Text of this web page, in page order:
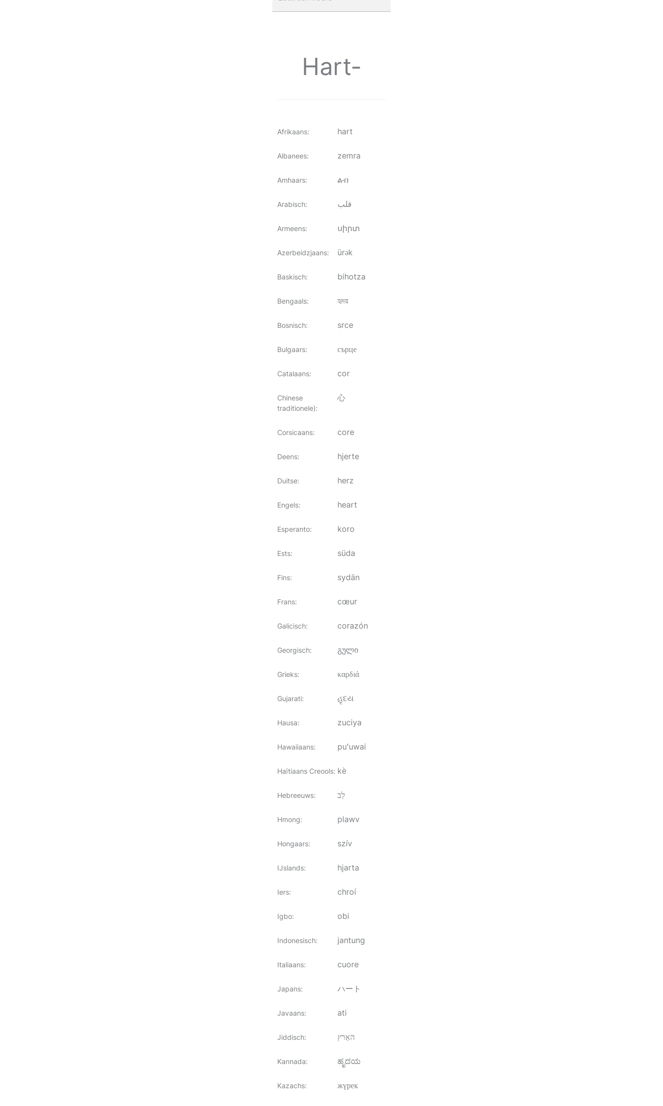
Hart-
Afrikaans: hart
Albanees: zemra
Amhaars: ልብ
Arabisch: قلب
Armeens: սիրտ
Azerbeidzjaans: ürək
Baskisch: bihotza
Bengaals: হৃদয়
Bosnisch: srce
Bulgaars: сърце
Catalaans: cor
Chinese
traditionele):
心
Corsicaans: core
Deens: hjerte
Duitse: herz
Engels: heart
Esperanto: koro
Ests: süda
Fins: sydän
Frans: cœur
Galicisch: corazón
Georgisch: გული
Grieks: καρδιά
Gujarati: હૃદય
Hausa: zuciya
Hawaiiaans: puʻuwai
Haïtiaans Creools: kè
Hebreeuws: לֵב
Hmong: plawv
Hongaars: szív
IJslands: hjarta
Iers: chroí
Igbo: obi
Indonesisch: jantung
Italiaans: cuore
Japans: ハート
Javaans: ati
Jiddisch: האַרץ
Kannada: ಹೃದಯ
Kazachs: жүрек